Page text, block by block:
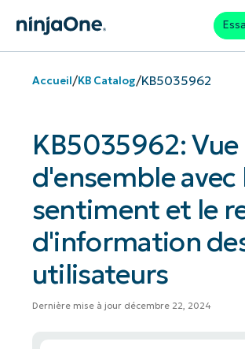
Accueil/KB Catalog/KB5035962
KB5035962: Vue
d'ensemble avec
sentiment et le
d'information
utilisateurs
Dernière mise à jour décembre 22, 2024